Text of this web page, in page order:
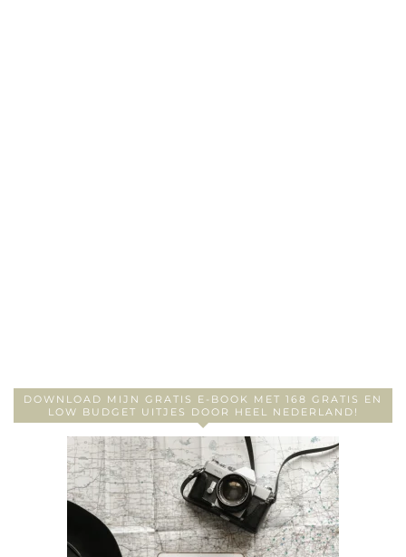
DOWNLOAD MIJN GRATIS E-BOOK MET 168 GRATIS EN
LOW BUDGET UITJES DOOR HEEL NEDERLAND!